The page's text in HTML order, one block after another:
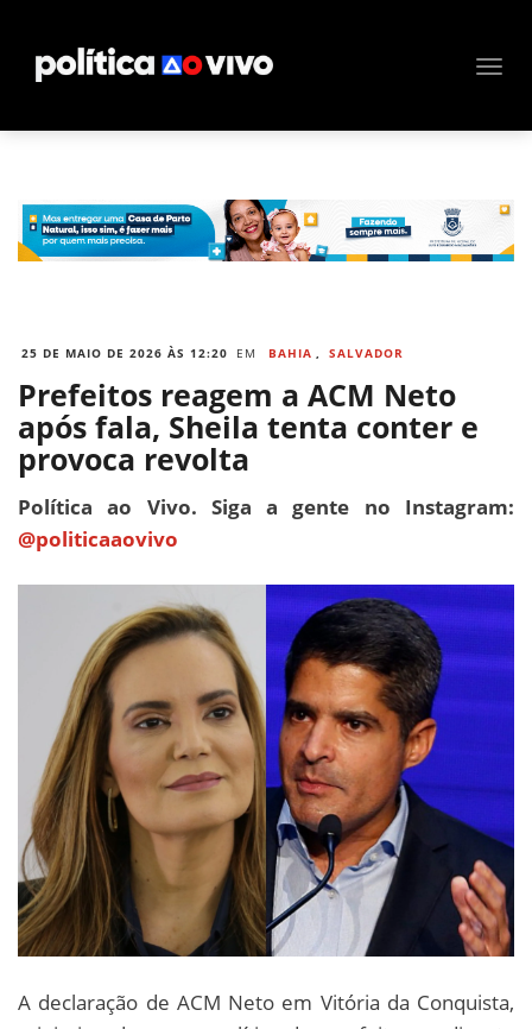
25 DE MAIO DE 2026 ÀS 12:20 EM BAHIA , SALVADOR
Prefeitos reagem a ACM Neto
após fala, Sheila tenta conter e
provoca revolta
Política ao Vivo. Siga a gente no Instagram:
@politicaaovivo
A declaração de ACM Neto em Vitória da Conquista,